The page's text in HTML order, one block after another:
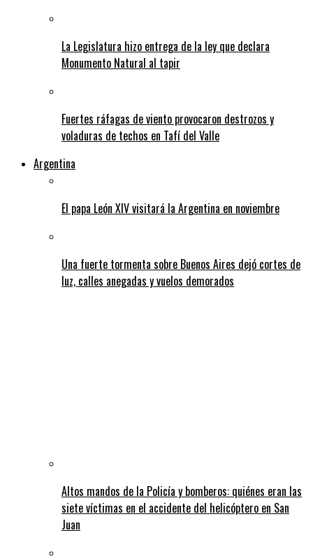
La Legislatura hizo entrega de la ley que declara
Monumento Natural al tapir
Fuertes ráfagas de viento provocaron destrozos y
voladuras de techos en Tafí del Valle
Argentina
El papa León XIV visitará la Argentina en noviembre
Una fuerte tormenta sobre Buenos Aires dejó cortes de
luz, calles anegadas y vuelos demorados
Altos mandos de la Policía y bomberos: quiénes eran las
siete víctimas en el accidente del helicóptero en San
Juan